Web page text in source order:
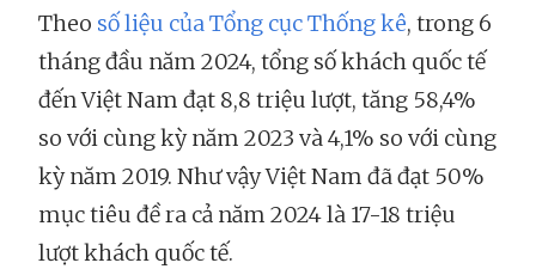
Theo số liệu của Tổng cục Thống kê, trong 6
tháng đầu năm 2024, tổng số khách quốc tế
đến Việt Nam đạt 8,8 triệu lượt, tăng 58,4%
so với cùng kỳ năm 2023 và 4,1% so với cùng
kỳ năm 2019. Như vậy Việt Nam đã đạt 50%
mục tiêu đề ra cả năm 2024 là 17-18 triệu
lượt khách quốc tế.